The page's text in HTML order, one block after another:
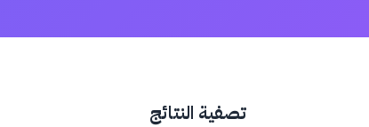
تصفية النتائج